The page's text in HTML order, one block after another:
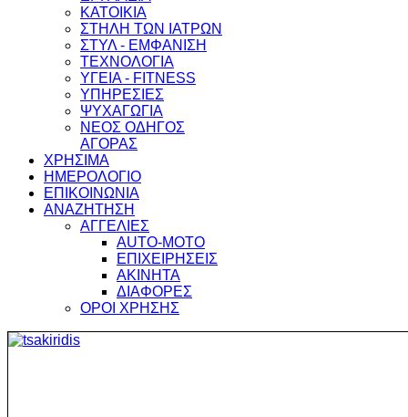
ΚΑΤΟΙΚΙΑ
ΣΤΗΛΗ ΤΩΝ ΙΑΤΡΩΝ
ΣΤΥΛ - ΕΜΦΑΝΙΣΗ
ΤΕΧΝΟΛΟΓΙΑ
ΥΓΕΙΑ - FITNESS
ΥΠΗΡΕΣΙΕΣ
ΨΥΧΑΓΩΓΙΑ
ΝΕΟΣ ΟΔΗΓΟΣ
ΑΓΟΡΑΣ
ΧΡΗΣΙΜΑ
ΗΜΕΡΟΛΟΓΙΟ
ΕΠΙΚΟΙΝΩΝΙΑ
ΑΝΑΖΗΤΗΣΗ
ΑΓΓΕΛΙΕΣ
AUTO-MOTO
ΕΠΙΧΕΙΡΗΣΕΙΣ
ΑΚΙΝΗΤΑ
ΔΙΑΦΟΡΕΣ
ΟΡΟΙ ΧΡΗΣΗΣ